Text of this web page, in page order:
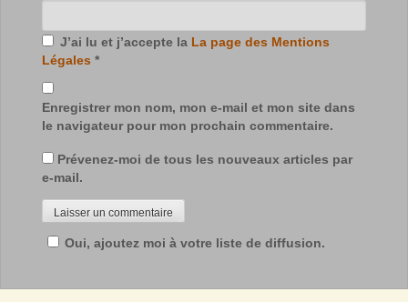
J’ai lu et j’accepte la La page des Mentions
Légales *
Enregistrer mon nom, mon e-mail et mon site dans
le navigateur pour mon prochain commentaire.
Prévenez-moi de tous les nouveaux articles par
e-mail.
Oui, ajoutez moi à votre liste de diffusion.